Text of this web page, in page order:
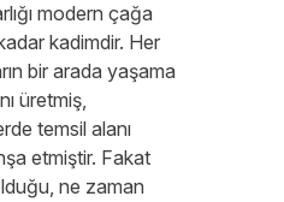
modern çağa
kadimdir. Her
bir arada yaşama
üretmiş,
temsil alanı
etmiştir. Fakat
ne zaman